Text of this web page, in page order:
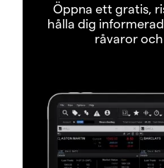
Öppna ett gratis,
hålla dig
råvaror